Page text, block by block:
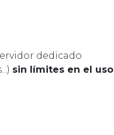
dedicado
sin límites en el uso